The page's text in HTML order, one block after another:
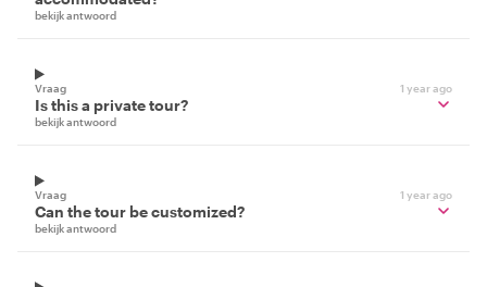
bekijk antwoord
Vraag 1 year ago
Is this a private tour?
bekijk antwoord
Vraag 1 year ago
Can the tour be customized?
bekijk antwoord